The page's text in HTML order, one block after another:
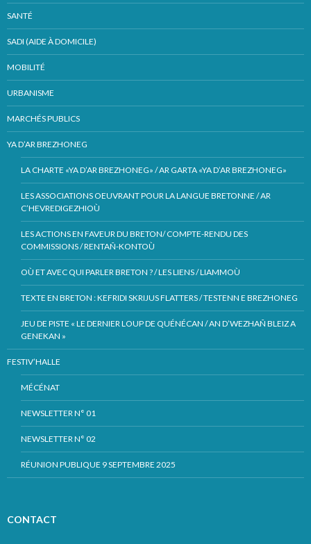
SANTÉ
SADI (AIDE À DOMICILE)
MOBILITÉ
URBANISME
MARCHÉS PUBLICS
YA D’AR BREZHONEG
LA CHARTE «YA D’AR BREZHONEG» / AR GARTA «YA D’AR BREZHONEG»
LES ASSOCIATIONS OEUVRANT POUR LA LANGUE BRETONNE / AR
C’HEVREDIGEZHIOÙ
LES ACTIONS EN FAVEUR DU BRETON/ COMPTE-RENDU DES
COMMISSIONS / RENTAÑ-KONTOÙ
OÙ ET AVEC QUI PARLER BRETON ? / LES LIENS / LIAMMOÙ
TEXTE EN BRETON : KEFRIDI SKRIJUS FLATTERS / TESTENN E BREZHONEG
JEU DE PISTE « LE DERNIER LOUP DE QUÉNÉCAN / AN D’WEZHAÑ BLEIZ A
GENEKAN »
FESTIV’HALLE
MÉCÉNAT
NEWSLETTER N° 01
NEWSLETTER N° 02
RÉUNION PUBLIQUE 9 SEPTEMBRE 2025
CONTACT